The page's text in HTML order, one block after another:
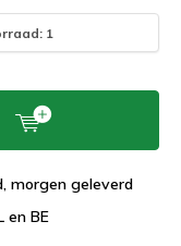
1
morgen geleverd
en BE